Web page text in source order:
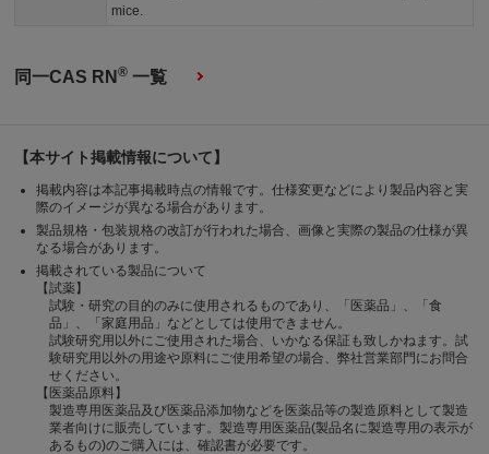
mice.
同一CAS RN® 一覧
【本サイト掲載情報について】
掲載内容は本記事掲載時点の情報です。仕様変更などにより製品内容と実
際のイメージが異なる場合があります。
製品規格・包装規格の改訂が行われた場合、画像と実際の製品の仕様が異
なる場合があります。
掲載されている製品について
【試薬】
試験・研究の目的のみに使用されるものであり、「医薬品」、「食
品」、「家庭用品」などとしては使用できません。
試験研究用以外にご使用された場合、いかなる保証も致しかねます。試
験研究用以外の用途や原料にご使用希望の場合、弊社営業部門にお問合
せください。
【医薬品原料】
製造専用医薬品及び医薬品添加物などを医薬品等の製造原料として製造
業者向けに販売しています。製造専用医薬品(製品名に製造専用の表示が
あるもの)のご購入には、確認書が必要です。